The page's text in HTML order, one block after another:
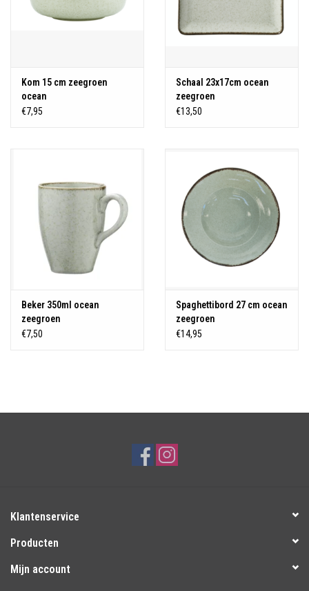
Kom 15 cm zeegroen
ocean
€7,95
Schaal 23x17cm ocean
zeegroen
€13,50
Beker 350ml ocean
zeegroen
€7,50
Spaghettibord 27 cm ocean
zeegroen
€14,95
Klantenservice
Producten
Mijn account